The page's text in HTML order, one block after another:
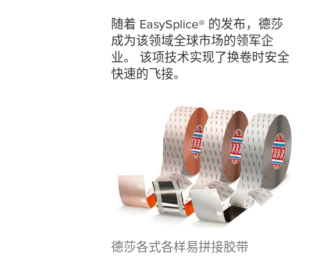
随着 EasySplice® 的发布，德莎
成为该领域全球市场的领军企
业。 该项技术实现了换卷时安全
快速的飞接。
德莎各式各样易拼接胶带